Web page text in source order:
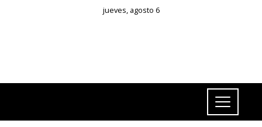
jueves, agosto 6